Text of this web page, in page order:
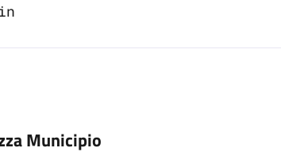
Municipio